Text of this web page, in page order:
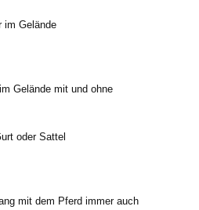
im Gelände
Gelände mit und ohne
oder Sattel
mit dem Pferd immer auch